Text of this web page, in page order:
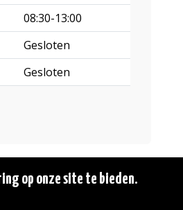
08:30-13:00
Gesloten
Gesloten
op onze site te bieden.